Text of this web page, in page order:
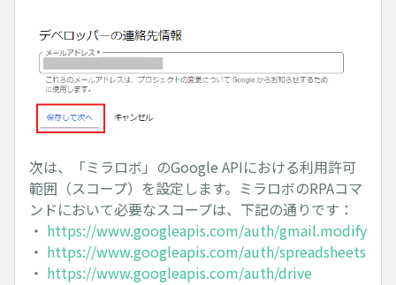
次は、「ミラロボ」のGoogle APIにおける利用許可
範囲（スコープ）を設定します。ミラロボのRPAコマ
ンドにおいて必要なスコープは、下記の通りです：
・ https://www.googleapis.com/auth/gmail.modify
・ https://www.googleapis.com/auth/spreadsheets
・ https://www.googleapis.com/auth/drive